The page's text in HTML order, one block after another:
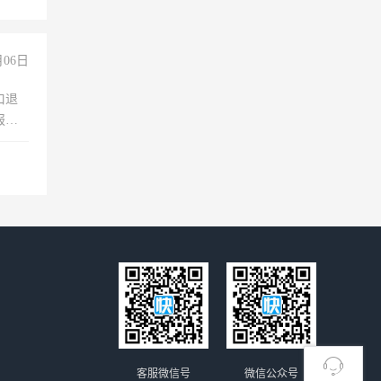
日
退
、
微信公众号
客服微信号